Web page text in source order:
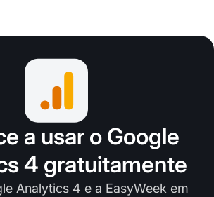
a usar o Google
4 gratuitamente
Analytics 4 e a EasyWeek em